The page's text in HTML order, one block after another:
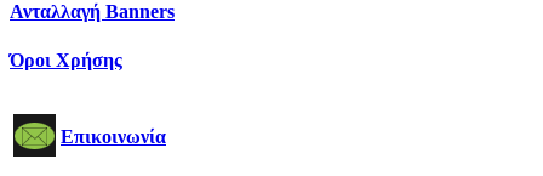
Ανταλλαγή Banners
Όροι Χρήσης
Επικοινωνία